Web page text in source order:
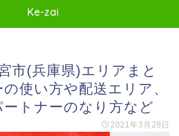
Ke-zai
市(兵庫県)エリアまと
使い方や配送エリア、
ートナーのなり方など
2021年3月28日